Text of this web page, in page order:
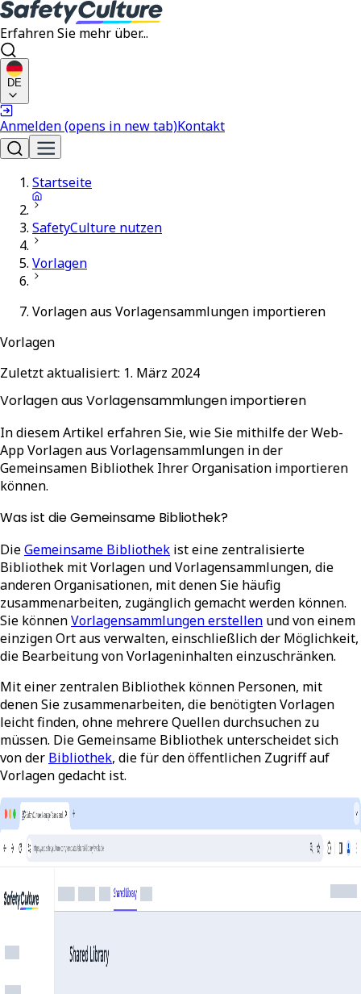
Erfahren Sie mehr über...
DE
Anmelden(opens in new tab)Kontakt
Startseite
SafetyCulture nutzen
Vorlagen
Vorlagen aus Vorlagensammlungen importieren
Vorlagen
Zuletzt aktualisiert: 1. März 2024
Vorlagen aus Vorlagensammlungen importieren
In diesem Artikel erfahren Sie, wie Sie mithilfe der Web-
App Vorlagen aus Vorlagensammlungen in der
Gemeinsamen Bibliothek Ihrer Organisation importieren
können.
Was ist die Gemeinsame Bibliothek?
DieGemeinsame Bibliothek ist eine zentralisierte
Bibliothek mit Vorlagen und Vorlagensammlungen, die
anderen Organisationen, mit denen Sie häufig
zusammenarbeiten, zugänglich gemacht werden können.
Sie könnenVorlagensammlungen erstellen und von einem
einzigen Ort aus verwalten, einschließlich der Möglichkeit,
die Bearbeitung von Vorlageninhalten einzuschränken.
Mit einer zentralen Bibliothek können Personen, mit
denen Sie zusammenarbeiten, die benötigten Vorlagen
leicht finden, ohne mehrere Quellen durchsuchen zu
müssen. Die Gemeinsame Bibliothek unterscheidet sich
von der Bibliothek, die für den öffentlichen Zugriff auf
Vorlagen gedacht ist.